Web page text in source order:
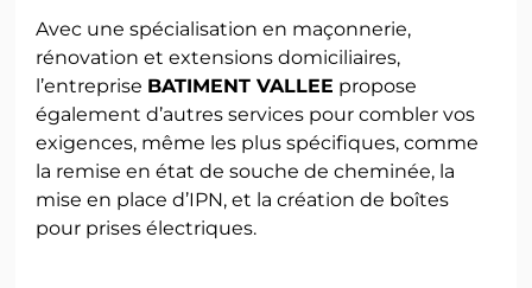
Avec une spécialisation en maçonnerie,
rénovation et extensions domiciliaires,
l’entreprise BATIMENT VALLEE propose
également d’autres services pour combler vos
exigences, même les plus spécifiques, comme
la remise en état de souche de cheminée, la
mise en place d’IPN, et la création de boîtes
pour prises électriques.